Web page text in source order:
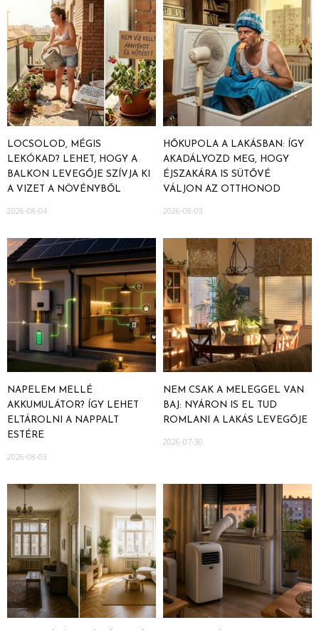
LOCSOLOD, MÉGIS
LEKÓKAD? LEHET, HOGY A
BALKON LEVEGŐJE SZÍVJA KI
A VIZET A NÖVÉNYBŐL
2026-08-04
HŐKUPOLA A LAKÁSBAN: ÍGY
AKADÁLYOZD MEG, HOGY
ÉJSZAKÁRA IS SÜTŐVÉ
VÁLJON AZ OTTHONOD
2026-08-03
NAPELEM MELLÉ
AKKUMULÁTOR? ÍGY LEHET
ELTÁROLNI A NAPPALT
ESTÉRE
2026-08-03
NEM CSAK A MELEGGEL VAN
BAJ: NYÁRON IS EL TUD
ROMLANI A LAKÁS LEVEGŐJE
2026-07-30